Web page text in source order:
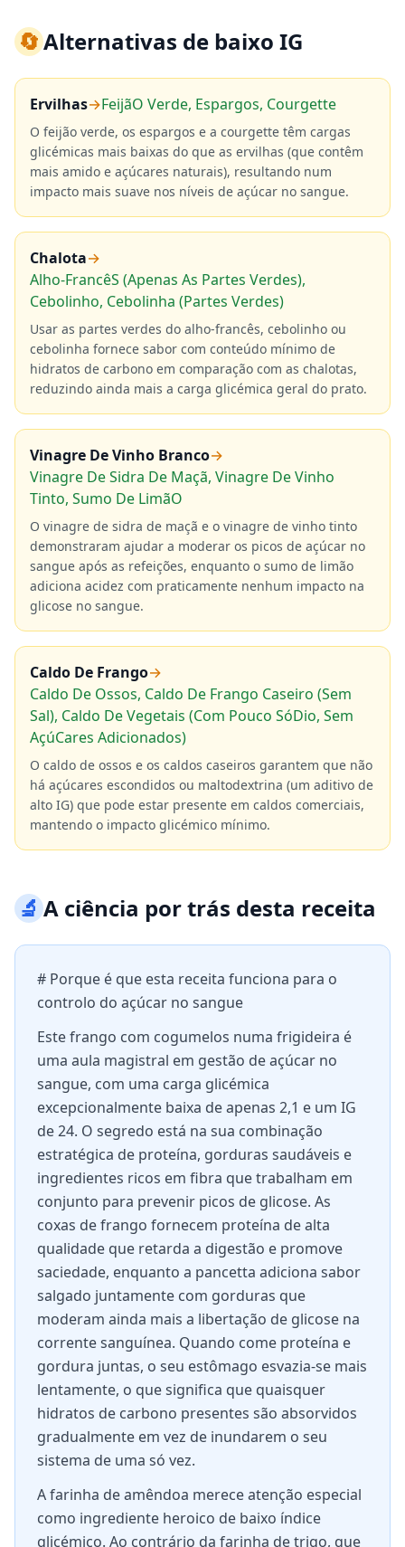
🔄Alternativas de baixo IG
Ervilhas→FeijãO Verde, Espargos, Courgette
O feijão verde, os espargos e a courgette têm cargas
glicémicas mais baixas do que as ervilhas (que contêm
mais amido e açúcares naturais), resultando num
impacto mais suave nos níveis de açúcar no sangue.
Chalota→
Alho-FrancêS (Apenas As Partes Verdes),
Cebolinho, Cebolinha (Partes Verdes)
Usar as partes verdes do alho-francês, cebolinho ou
cebolinha fornece sabor com conteúdo mínimo de
hidratos de carbono em comparação com as chalotas,
reduzindo ainda mais a carga glicémica geral do prato.
Vinagre De Vinho Branco→
Vinagre De Sidra De Maçã, Vinagre De Vinho
Tinto, Sumo De LimãO
O vinagre de sidra de maçã e o vinagre de vinho tinto
demonstraram ajudar a moderar os picos de açúcar no
sangue após as refeições, enquanto o sumo de limão
adiciona acidez com praticamente nenhum impacto na
glicose no sangue.
Caldo De Frango→
Caldo De Ossos, Caldo De Frango Caseiro (Sem
Sal), Caldo De Vegetais (Com Pouco SóDio, Sem
AçúCares Adicionados)
O caldo de ossos e os caldos caseiros garantem que não
há açúcares escondidos ou maltodextrina (um aditivo de
alto IG) que pode estar presente em caldos comerciais,
mantendo o impacto glicémico mínimo.
🔬A ciência por trás desta receita
# Porque é que esta receita funciona para o
controlo do açúcar no sangue
Este frango com cogumelos numa frigideira é
uma aula magistral em gestão de açúcar no
sangue, com uma carga glicémica
excepcionalmente baixa de apenas 2,1 e um IG
de 24. O segredo está na sua combinação
estratégica de proteína, gorduras saudáveis e
ingredientes ricos em fibra que trabalham em
conjunto para prevenir picos de glicose. As
coxas de frango fornecem proteína de alta
qualidade que retarda a digestão e promove
saciedade, enquanto a pancetta adiciona sabor
salgado juntamente com gorduras que
moderam ainda mais a libertação de glicose na
corrente sanguínea. Quando come proteína e
gordura juntas, o seu estômago esvazia-se mais
lentamente, o que significa que quaisquer
hidratos de carbono presentes são absorvidos
gradualmente em vez de inundarem o seu
sistema de uma só vez.
A farinha de amêndoa merece atenção especial
como ingrediente heroico de baixo índice
glicémico. Ao contrário da farinha de trigo, que